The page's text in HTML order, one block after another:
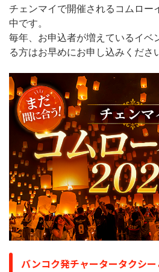
チェンマイで開催されるコムロー
中です。
毎年、お申込者が増えているイベ
る方はお早めにお申し込みくださ
バンコク発チャータータクシ